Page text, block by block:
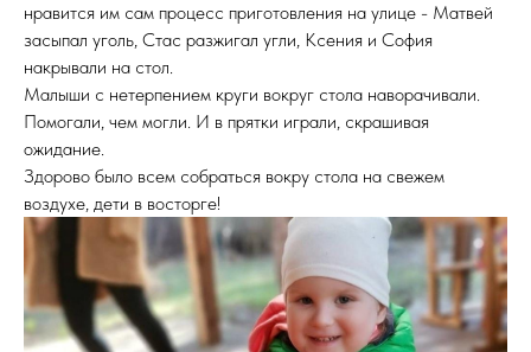
нравится им сам процесс приготовления на улице - Матвей
засыпал уголь, Стас разжигал угли, Ксения и София
накрывали на стол. ⠀
Малыши с нетерпением круги вокруг стола наворачивали.
Помогали, чем могли. И в прятки играли, скрашивая
ожидание. ⠀
Здорово было всем собраться вокру стола на свежем
воздухе, дети в восторге!⠀